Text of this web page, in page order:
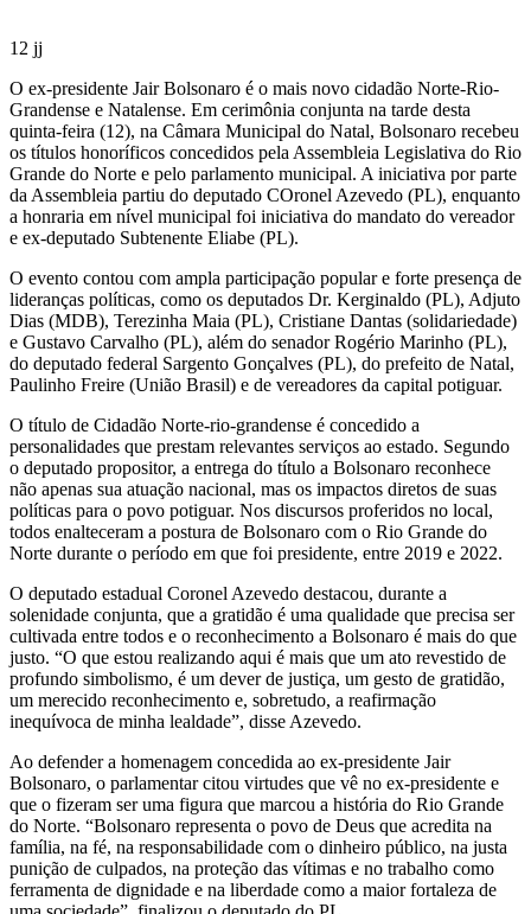
12 jj
O ex-presidente Jair Bolsonaro é o mais novo cidadão Norte-Rio-
Grandense e Natalense. Em cerimônia conjunta na tarde desta
quinta-feira (12), na Câmara Municipal do Natal, Bolsonaro recebeu
os títulos honoríficos concedidos pela Assembleia Legislativa do Rio
Grande do Norte e pelo parlamento municipal. A iniciativa por parte
da Assembleia partiu do deputado COronel Azevedo (PL), enquanto
a honraria em nível municipal foi iniciativa do mandato do vereador
e ex-deputado Subtenente Eliabe (PL).
O evento contou com ampla participação popular e forte presença de
lideranças políticas, como os deputados Dr. Kerginaldo (PL), Adjuto
Dias (MDB), Terezinha Maia (PL), Cristiane Dantas (solidariedade)
e Gustavo Carvalho (PL), além do senador Rogério Marinho (PL),
do deputado federal Sargento Gonçalves (PL), do prefeito de Natal,
Paulinho Freire (União Brasil) e de vereadores da capital potiguar.
O título de Cidadão Norte-rio-grandense é concedido a
personalidades que prestam relevantes serviços ao estado. Segundo
o deputado propositor, a entrega do título a Bolsonaro reconhece
não apenas sua atuação nacional, mas os impactos diretos de suas
políticas para o povo potiguar. Nos discursos proferidos no local,
todos enalteceram a postura de Bolsonaro com o Rio Grande do
Norte durante o período em que foi presidente, entre 2019 e 2022.
O deputado estadual Coronel Azevedo destacou, durante a
solenidade conjunta, que a gratidão é uma qualidade que precisa ser
cultivada entre todos e o reconhecimento a Bolsonaro é mais do que
justo. “O que estou realizando aqui é mais que um ato revestido de
profundo simbolismo, é um dever de justiça, um gesto de gratidão,
um merecido reconhecimento e, sobretudo, a reafirmação
inequívoca de minha lealdade”, disse Azevedo.
Ao defender a homenagem concedida ao ex-presidente Jair
Bolsonaro, o parlamentar citou virtudes que vê no ex-presidente e
que o fizeram ser uma figura que marcou a história do Rio Grande
do Norte. “Bolsonaro representa o povo de Deus que acredita na
família, na fé, na responsabilidade com o dinheiro público, na justa
punição de culpados, na proteção das vítimas e no trabalho como
ferramenta de dignidade e na liberdade como a maior fortaleza de